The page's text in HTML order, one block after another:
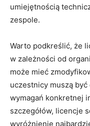
umiejętnością
zespole.
Warto podkreślić, że
w zależności od
może mieć
uczestnicy muszą
wymagań konkretnej
‌szczegółów, ​licencje
wyróżnienie